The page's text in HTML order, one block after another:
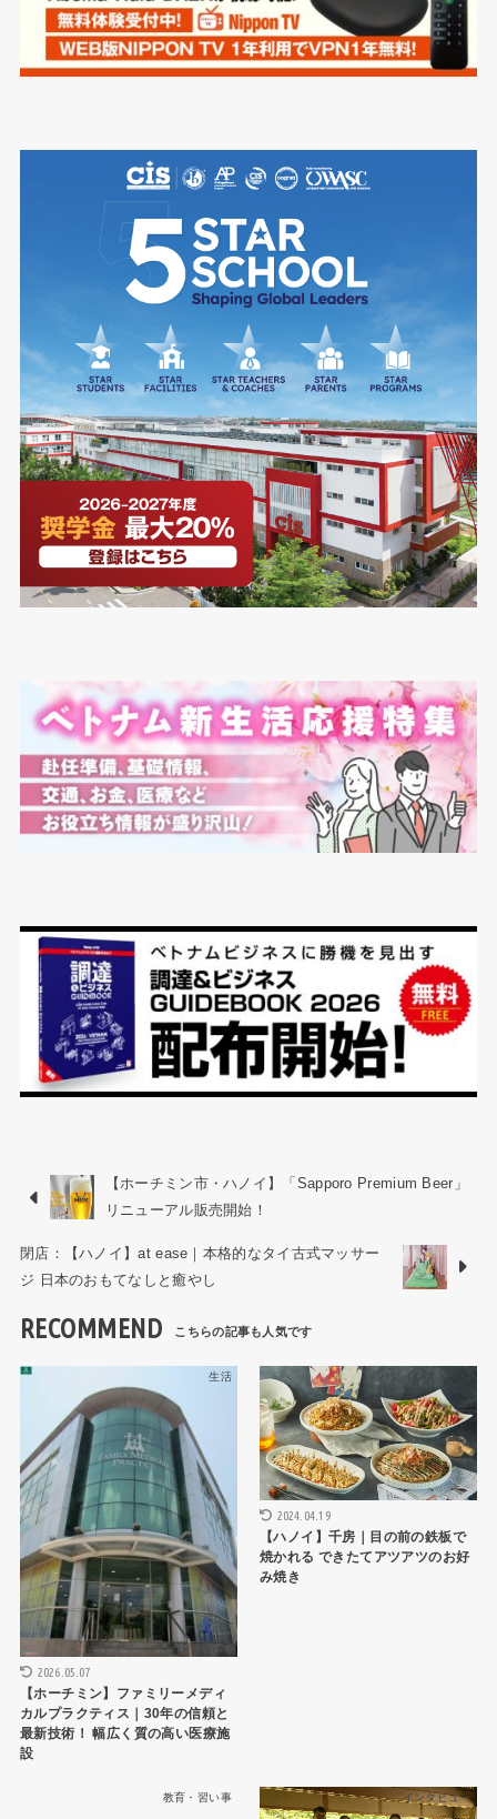
【ホーチミン市・ハノイ】「Sapporo Premium Beer」
リニューアル販売開始！
閉店：【ハノイ】at ease｜本格的なタイ古式マッサー
ジ 日本のおもてなしと癒やし
RECOMMEND
生活
2026.05.07
【ホーチミン】ファミリーメディ
カルプラクティス｜30年の信頼と
最新技術！ 幅広く質の高い医療施
設
ハノイレストラン
2024.04.19
【ハノイ】千房｜目の前の鉄板で
焼かれる できたてアツアツのお好
み焼き
教育・習い事 インタビュー